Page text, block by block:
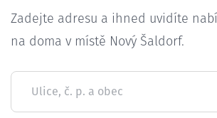
Zadejte adresu a ihned uvidíte
na doma v místě Nový Šaldorf.
Ulice, č. p. a obec